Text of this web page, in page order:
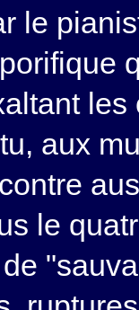
le
les
aux
le